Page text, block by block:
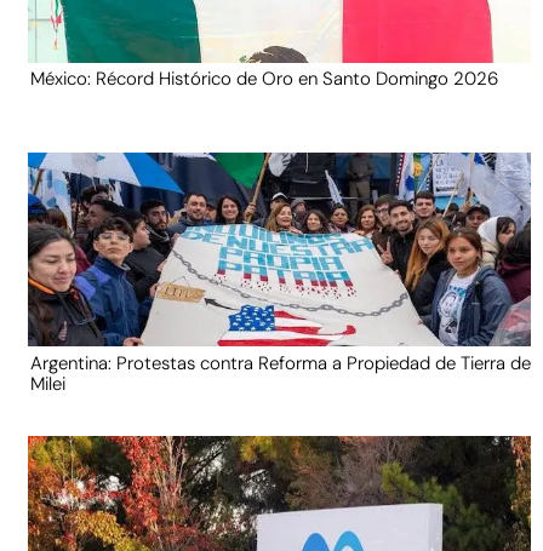
México: Récord Histórico de Oro en Santo Domingo 2026
Argentina: Protestas contra Reforma a Propiedad de Tierra de
Milei